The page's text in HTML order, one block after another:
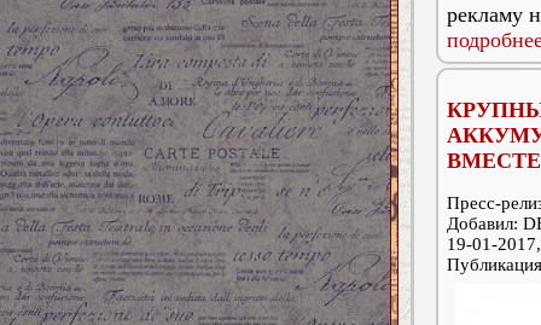
рекламу
ВМЕСТЕ
Пресс-
Добавил:
19-01-